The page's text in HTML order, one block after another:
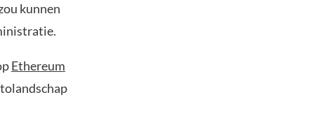
kunnen
Ethereum